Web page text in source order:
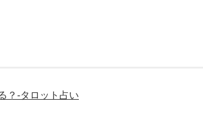
？-タロット占い